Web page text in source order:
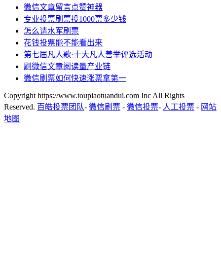
微信文章留言点赞神器
专业投票刷票投1000票多少钱
怎么请水军刷票
花钱投票能不能看出来
第七届凡人歌·十大凡人善举评选活动
刷微信文章阅读量产业链
微信刷票如何快速涨票拿第一
Copyright https://www.toupiaotuandui.com Inc All Rights
Reserved. 百皓投票团队- 微信刷票 - 微信投票- 人工投票 - 网站
地图